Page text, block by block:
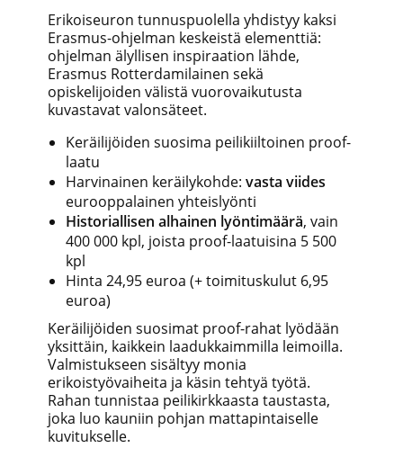
Erikoiseuron tunnuspuolella yhdistyy kaksi
Erasmus-ohjelman keskeistä elementtiä:
ohjelman älyllisen inspiraation lähde,
Erasmus Rotterdamilainen sekä
opiskelijoiden välistä vuorovaikutusta
kuvastavat valonsäteet.
Keräilijöiden suosima peilikiiltoinen proof-
laatu
Harvinainen keräilykohde: vasta viides
eurooppalainen yhteislyönti
Historiallisen alhainen lyöntimäärä, vain
400 000 kpl, joista proof-laatuisina 5 500
kpl
Hinta 24,95 euroa (+ toimituskulut 6,95
euroa)
Keräilijöiden suosimat proof-rahat lyödään
yksittäin, kaikkein laadukkaimmilla leimoilla.
Valmistukseen sisältyy monia
erikoistyövaiheita ja käsin tehtyä työtä.
Rahan tunnistaa peilikirkkaasta taustasta,
joka luo kauniin pohjan mattapintaiselle
kuvitukselle.